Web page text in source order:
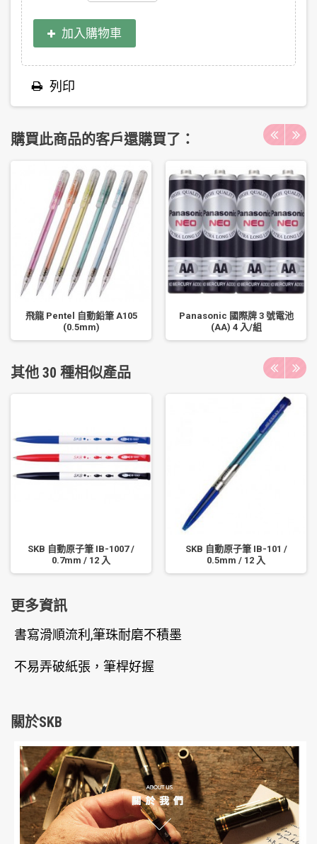
加入購物車
列印
購買此商品的客戶還購買了：
飛龍 Pentel 自動鉛筆 A105
(0.5mm)
Panasonic 國際牌 3 號電池
(AA) 4 入/組
其他 30 種相似產品
SKB 自動原子筆 IB-1007 /
0.7mm / 12 入
SKB 自動原子筆 IB-101 /
0.5mm / 12 入
更多資訊
書寫滑順流利,筆珠耐磨不積墨
不易弄破紙張，筆桿好握
關於SKB